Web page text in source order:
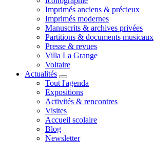
Imprimés anciens & précieux
Imprimés modernes
Manuscrits & archives privées
Partitions & documents musicaux
Presse & revues
Villa La Grange
Voltaire
Actualités
Tout l'agenda
Expositions
Activités & rencontres
Visites
Accueil scolaire
Blog
Newsletter